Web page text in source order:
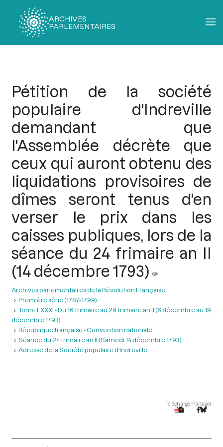
ARCHIVES
PARLEMENTAIRES
Pétition de la société
populaire d'Indreville
demandant que
l'Assemblée décrète que
ceux qui auront obtenu des
liquidations provisoires de
dîmes seront tenus d'en
verser le prix dans les
caisses publiques, lors de la
séance du 24 frimaire an II
(14 décembre 1793)
Archives parlementaires de la Révolution Française
Première série (1787-1799)
Tome LXXXI - Du 16 frimaire au 29 frimaire an II (6 décembre au 19
décembre 1793)
République française - Convention nationale
Séance du 24 frimaire an II (Samedi 14 décembre 1793)
Adresse de la Société populaire d’Indreville
TéléchargerPartager